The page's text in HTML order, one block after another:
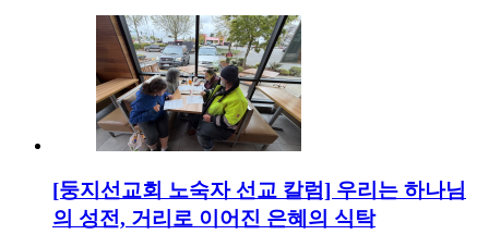
[둥지선교회 노숙자 선교 칼럼] 우리는 하나님
의 성전, 거리로 이어진 은혜의 식탁